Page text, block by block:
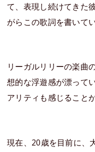
て、表現し続けてきた
がらこの歌詞を書いて
リーガルリリーの楽曲
想的な浮遊感が漂って
アリティも感じること
現在、20歳を目前に、